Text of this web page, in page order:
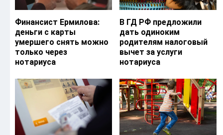
Финансист Ермилова:
деньги с карты
умершего снять можно
только через
нотариуса
В ГД РФ предложили
дать одиноким
родителям налоговый
вычет за услуги
нотариуса